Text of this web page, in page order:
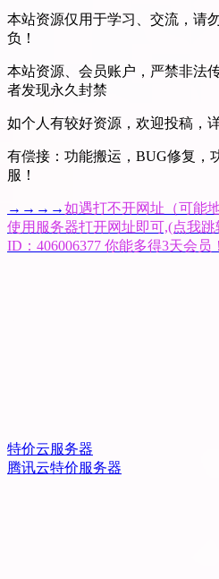
本站资源仅用于学习、交流，请
负！
本站资源、会员账户，严禁非法
者发现永久封禁
如个人有较好资源，欢迎投稿，
有偿接：功能搬运，BUG修复，
服！
→→→→如遇打不开网址（可能
使用服务器打开网址即可,(点我
ID：406006377 你能多得3天会员！
特价云服务器
腾讯云特价服务器